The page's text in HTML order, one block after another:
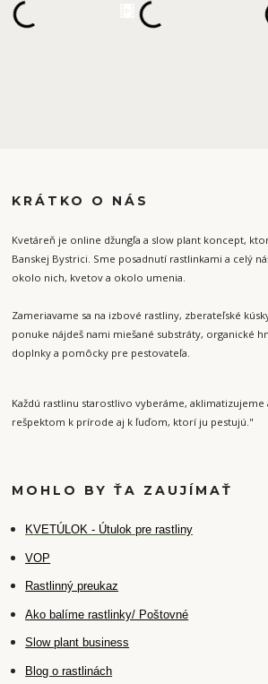
KRÁTKO O NÁS
Kvetáreň je online džungľa a slow plant koncept,
Banskej Bystrici. Sme posadnutí rastlinkami a celý
okolo nich, kvetov a okolo umenia.
Zameriavame sa na izbové rastliny, zberateľské
ponuke nájdeš nami miešané substráty, organické
doplnky a pomôcky pre pestovateľa.
Každú rastlinu starostlivo vyberáme, aklimatizujeme
rešpektom k prírode aj k ľuďom, ktorí ju pestujú."
MOHLO BY ŤA ZAUJÍMAŤ
KVETÚLOK - Útulok pre rastliny
VOP
Rastlinný preukaz
Ako balíme rastlinky/ Poštovné
Slow plant business
Blog o rastlinách